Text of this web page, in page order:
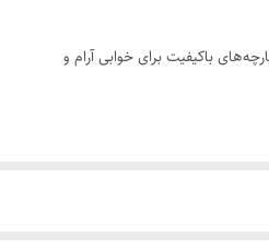
باکیفیت برای خوابی آرام و